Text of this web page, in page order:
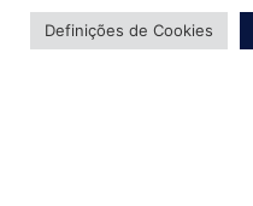
Definições de Cookies